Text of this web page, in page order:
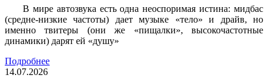
В мире автозвука есть одна неоспоримая истина: мидбас
(средне-низкие частоты) дает музыке «тело» и драйв, но
именно твитеры (они же «пищалки», высокочастотные
динамики) дарят ей «душу»
Подробнее
14.07.2026